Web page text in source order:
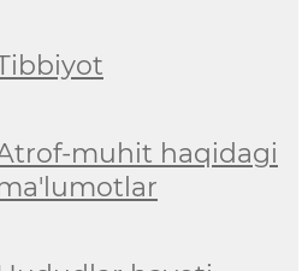
muhit haqidagi